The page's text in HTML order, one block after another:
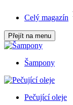
Celý magazín
Přejít na menu
Šampony
Pečující oleje